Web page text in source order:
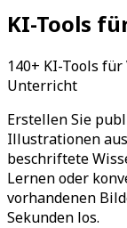
KI-Tools
140+ KI-Tools
Unterricht
Erstellen Sie
Illustrationen
beschriftete
Lernen oder
vorhandenen
Sekunden los.